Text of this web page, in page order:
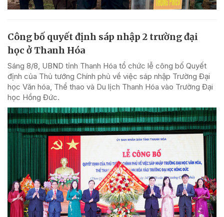
Công bố quyết định sáp nhập 2 trường đại
học ở Thanh Hóa
Sáng 8/8, UBND tỉnh Thanh Hóa tổ chức lễ công bố Quyết
định của Thủ tướng Chính phủ về việc sáp nhập Trường Đại
học Văn hóa, Thể thao và Du lịch Thanh Hóa vào Trường Đại
học Hồng Đức.